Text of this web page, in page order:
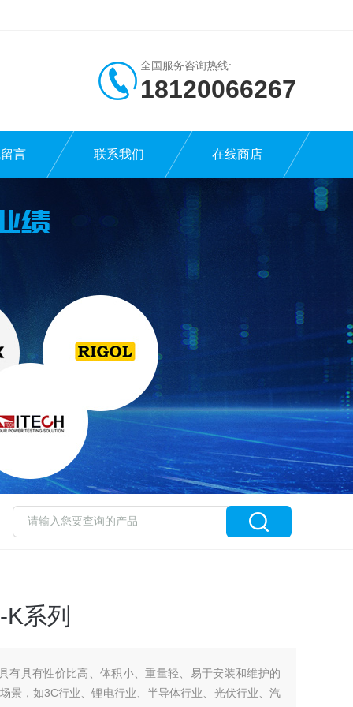
全国服务咨询热线:
18120066267
言 联系我们 在线商店
系列
有具有性价比高、体积小、重量轻、易于安装和维护的
景，如3C行业、锂电行业、半导体行业、光伏行业、汽